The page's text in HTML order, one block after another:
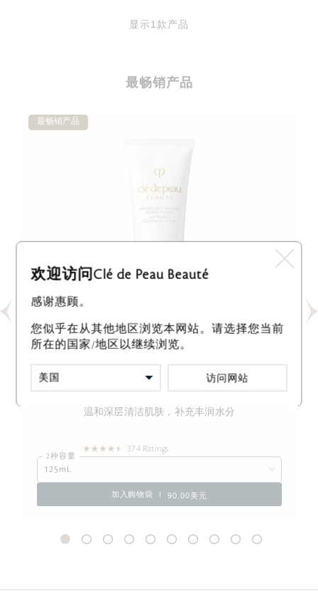
显示1款产品
最畅销产品
最畅销产品
温和深层清洁肌肤，补充丰润水分
374 Ratings
2种容量
125mL
加入购物袋 90.00美元
欢迎访问Clé de Peau Beauté
感谢惠顾。
您似乎在从其他地区浏览本网站。请选择您当前
所在的国家/地区以继续浏览。
访问网站